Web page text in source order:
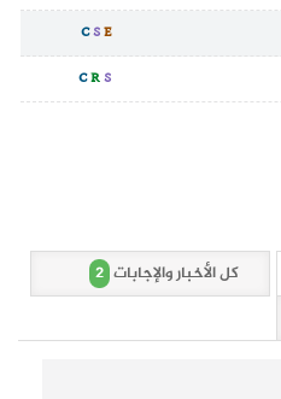
CSE
CRS
كل الأخبار والإجابات 2